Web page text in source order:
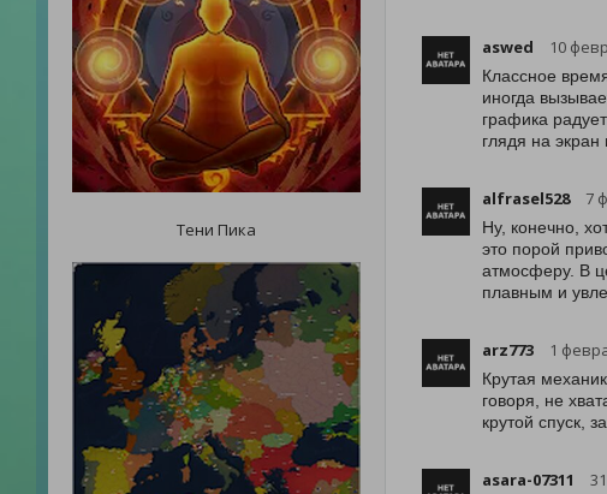
Тени Пика
aswed 10
Классное
иногда
графика
глядя на экран
alfrasel528 7
Ну, конечно,
это порой
атмосферу. В
плавным и
arz773 1
Крутая
говоря, не
крутой спуск,
asara-07311